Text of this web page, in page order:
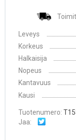
Leveys
Korkeus
Halkaisija
Nopeus
Kantavuus
Kausi
Tuotenumero:
Jaa: